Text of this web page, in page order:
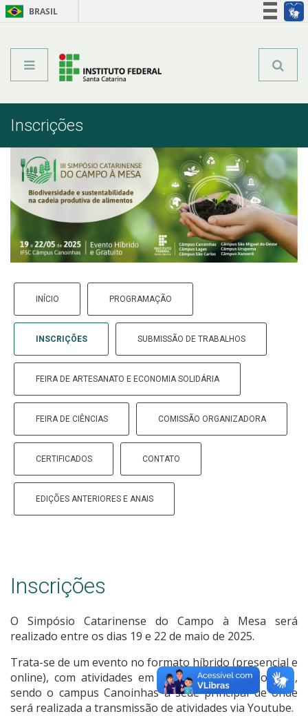
BRASIL
Inscrições
INÍCIO PROGRAMAÇÃO
INSCRIÇÕES SUBMISSÃO DE TRABALHOS
FEIRA DE ARTESANATO E ECONOMIA SOLIDÁRIA
FEIRA DE CIÊNCIAS COMISSÃO ORGANIZADORA
CERTIFICADOS CONTATO
EDIÇÕES ANTERIORES E ANAIS
Inscrições
O Simpósio Catarinense do Campo à Mesa será
realizado entre os dias 19 e 22 de maio de 2025.
Trata-se de um evento no formato híbrido (presencial e
online), com atividades em diversos campus do IFSC,
sendo o campus Canoinhas a sede principal de onde
será realizada a transmissão de atividades via Youtube.